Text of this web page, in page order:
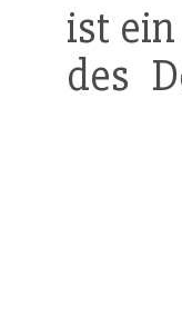
ist
des